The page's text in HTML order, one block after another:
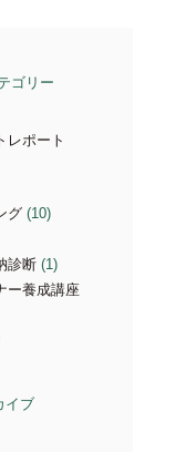
ゴリー
レポート
グ (10)
診断 (1)
ー養成講座
イブ